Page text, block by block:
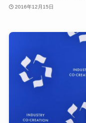
2016年12月15日